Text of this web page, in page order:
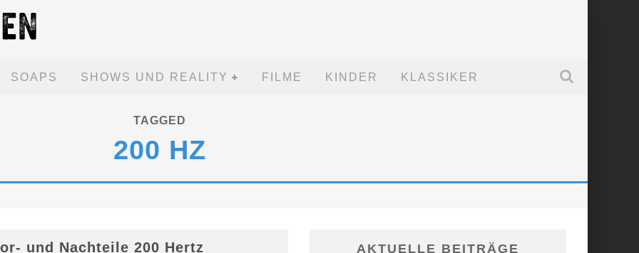
SOAPS SHOWS UND REALITY FILME KINDER KLASSIKER
TAGGED
200 HZ
und Nachteile 200 Hertz AKTUELLE BEITRÄGE